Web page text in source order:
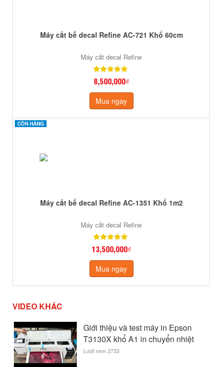
Máy cắt bế decal Refine AC-721 Khổ 60cm
Máy cắt decal Refine
8,500,000₫
Mua ngay
CÒN HÀNG
CÒN HÀNG
Máy cắt bế decal Refine AC-1351 Khổ 1m2
Máy cắt decal Refine
13,500,000₫
Mua ngay
VIDEO KHÁC
Giới thiệu và test máy in Epson
T3130X khổ A1 in chuyển nhiệt
Lượt xem 2733